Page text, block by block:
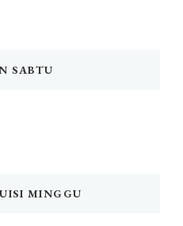
SABTU
MINGGU